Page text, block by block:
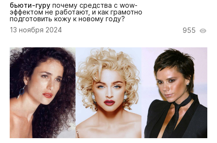
бьюти-гуру почему средства с wow-
эффектом не работают, и как грамотно
подготовить кожу к новому году?
13 ноября 2024
955